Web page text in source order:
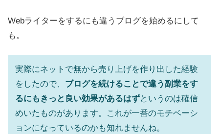
Webライターをするにも違うブログを始めるにして
も。
実際にネットで無から売り上げを作り出した経験
をしたので、 ブログを続けることで違う副業をす
るにもきっと良い効果があるはずというのは確信
めいたものがあります。これが一番のモチベーシ
ョンになっているのかも知れませんね。